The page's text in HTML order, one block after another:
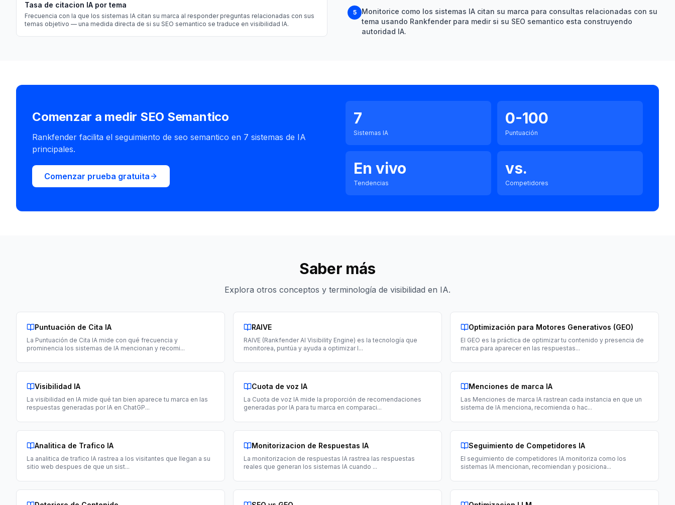
Tasa de citacion IA por tema
Frecuencia con la que los sistemas IA citan su marca al responder preguntas relacionadas con sus
temas objetivo — una medida directa de si su SEO semantico se traduce en visibilidad IA.
5
Monitorice como los sistemas IA citan su marca para consultas relacionadas con su
tema usando Rankfender para medir si su SEO semantico esta construyendo
autoridad IA.
Comenzar a medir SEO Semantico
Rankfender facilita el seguimiento de seo semantico en 7 sistemas de IA
principales.
Comenzar prueba gratuita
7
Sistemas IA
0-100
Puntuación
En vivo
Tendencias
vs.
Competidores
Saber más
Explora otros conceptos y terminología de visibilidad en IA.
Puntuación de Cita IA
La Puntuación de Cita IA mide con qué frecuencia y
prominencia los sistemas de IA mencionan y recomi...
RAIVE
RAIVE (Rankfender AI Visibility Engine) es la tecnología que
monitorea, puntúa y ayuda a optimizar l...
Optimización para Motores Generativos (GEO)
El GEO es la práctica de optimizar tu contenido y presencia de
marca para aparecer en las respuestas...
Visibilidad IA
La visibilidad en IA mide qué tan bien aparece tu marca en las
respuestas generadas por IA en ChatGP...
Cuota de voz IA
La Cuota de voz IA mide la proporción de recomendaciones
generadas por IA para tu marca en comparaci...
Menciones de marca IA
Las Menciones de marca IA rastrean cada instancia en que un
sistema de IA menciona, recomienda o hac...
Analitica de Trafico IA
La analitica de trafico IA rastrea a los visitantes que llegan a su
sitio web despues de que un sist...
Monitorizacion de Respuestas IA
La monitorizacion de respuestas IA rastrea las respuestas
reales que generan los sistemas IA cuando ...
Seguimiento de Competidores IA
El seguimiento de competidores IA monitoriza como los
sistemas IA mencionan, recomiendan y posiciona...